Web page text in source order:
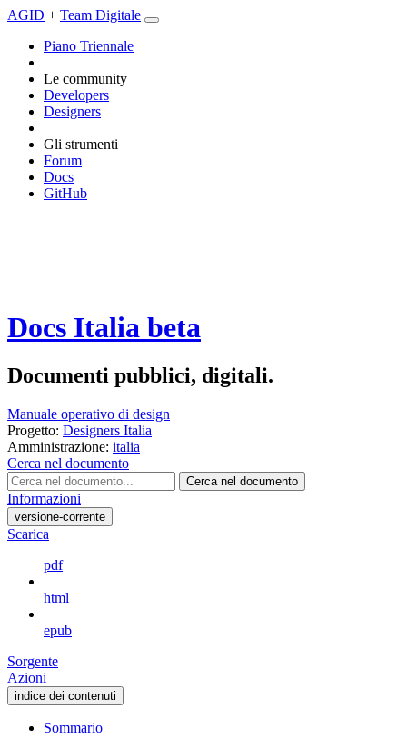
AGID + Team Digitale
Piano Triennale
Le community
Developers
Designers
Gli strumenti
Forum
Docs
GitHub
Docs Italia beta
Documenti pubblici, digitali.
Manuale operativo di design
Progetto: Designers Italia
Amministrazione: italia
Cerca nel documento
Cerca nel documento
Informazioni
versione-corrente
Scarica
pdf
html
epub
Sorgente
Azioni
indice dei contenuti
Sommario